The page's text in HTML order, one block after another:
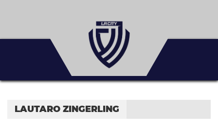
LAUTARO ZINGERLING